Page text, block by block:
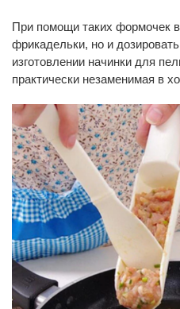
При помощи таких формочек
фрикадельки, но и
изготовлении начинки для
практически незаменимая в